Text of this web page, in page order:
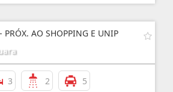
PRÓX. AO SHOPPING E UNIP
3 2 5